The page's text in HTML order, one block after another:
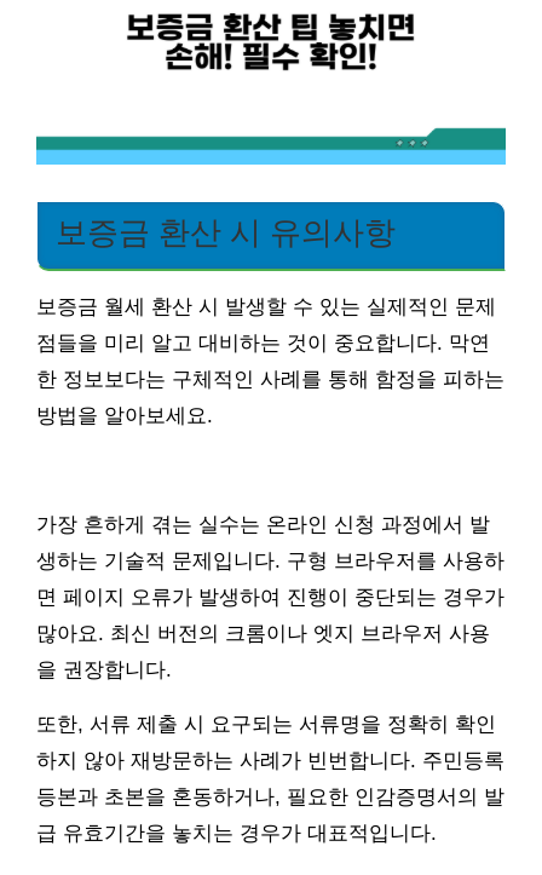
보증금 환산 시 유의사항
보증금 월세 환산 시 발생할 수 있는 실제적인 문제
점들을 미리 알고 대비하는 것이 중요합니다. 막연
한 정보보다는 구체적인 사례를 통해 함정을 피하는
방법을 알아보세요.
가장 흔하게 겪는 실수는 온라인 신청 과정에서 발
생하는 기술적 문제입니다. 구형 브라우저를 사용하
면 페이지 오류가 발생하여 진행이 중단되는 경우가
많아요. 최신 버전의 크롬이나 엣지 브라우저 사용
을 권장합니다.
또한, 서류 제출 시 요구되는 서류명을 정확히 확인
하지 않아 재방문하는 사례가 빈번합니다. 주민등록
등본과 초본을 혼동하거나, 필요한 인감증명서의 발
급 유효기간을 놓치는 경우가 대표적입니다.